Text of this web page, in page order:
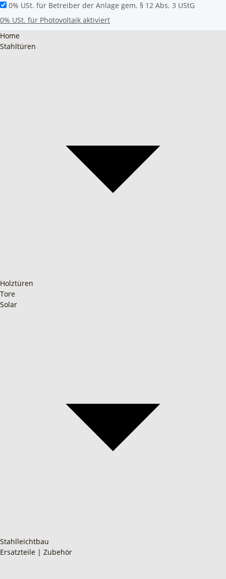
0% USt. für Betreiber der Anlage gem. § 12 Abs. 3 UStG
0% USt. für Photovoltaik aktiviert
Home
Stahltüren
Holztüren
Tore
Solar
Stahlleichtbau
Ersatzteile | Zubehör